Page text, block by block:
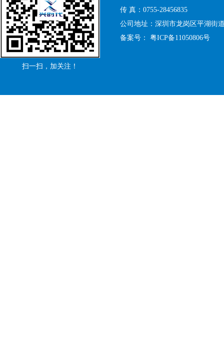
扫一扫，加关注！
传 真：0755-28456835
公司地址：深圳市龙岗区平湖街
备案号： 粤ICP备11050806号